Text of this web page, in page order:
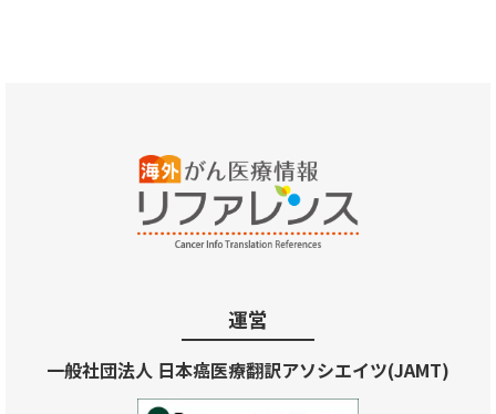
運営
一般社団法人 日本癌医療翻訳アソシエイツ(JAMT)